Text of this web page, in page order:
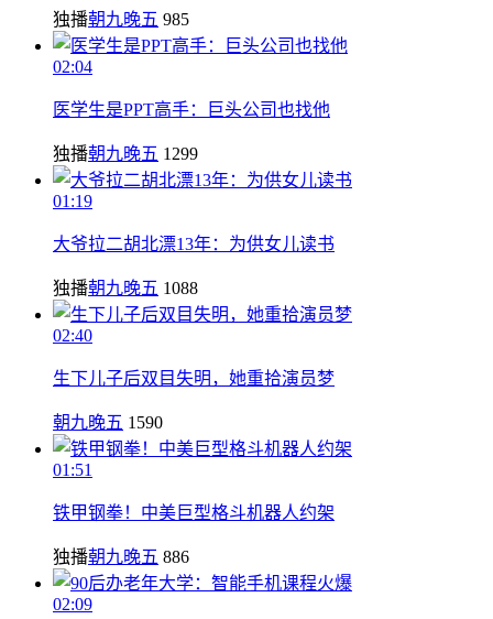
独播朝九晚五 985
02:04
医学生是PPT高手：巨头公司也找他
独播朝九晚五 1299
01:19
大爷拉二胡北漂13年：为供女儿读书
独播朝九晚五 1088
02:40
生下儿子后双目失明，她重拾演员梦
朝九晚五 1590
01:51
铁甲钢拳！中美巨型格斗机器人约架
独播朝九晚五 886
02:09